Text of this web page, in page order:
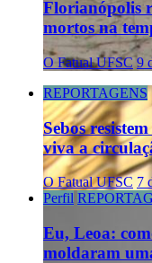
Florianópolis
mortos na
O Fatual UFSC 9
REPORTAGENS
Sebos
viva a
O Fatual UFSC 7
Perfil
Eu, Leoa:
moldaram